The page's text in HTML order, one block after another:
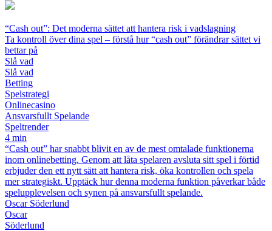
“Cash out”: Det moderna sättet att hantera risk i vadslagning
Ta kontroll över dina spel – förstå hur “cash out” förändrar sättet vi
bettar på
Slå vad
Slå vad
Betting
Spelstrategi
Onlinecasino
Ansvarsfullt Spelande
Speltrender
4 min
“Cash out” har snabbt blivit en av de mest omtalade funktionerna
inom onlinebetting. Genom att låta spelaren avsluta sitt spel i förtid
erbjuder den ett nytt sätt att hantera risk, öka kontrollen och spela
mer strategiskt. Upptäck hur denna moderna funktion påverkar både
spelupplevelsen och synen på ansvarsfullt spelande.
Oscar Söderlund
Oscar
Söderlund